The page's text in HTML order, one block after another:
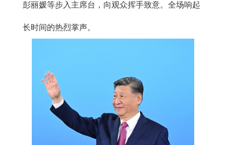
彭丽媛等步入主席台，向观众挥手致意。全场响起
长时间的热烈掌声。